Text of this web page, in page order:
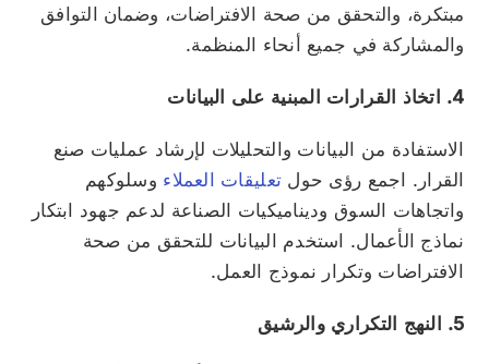
مبتكرة، والتحقق من صحة الافتراضات، وضمان التوافق
والمشاركة في جميع أنحاء المنظمة.
4. اتخاذ القرارات المبنية على البيانات
الاستفادة من البيانات والتحليلات لإرشاد عمليات صنع
القرار. اجمع رؤى حول تعليقات العملاء وسلوكهم
واتجاهات السوق وديناميكيات الصناعة لدعم جهود ابتكار
نماذج الأعمال. استخدم البيانات للتحقق من صحة
الافتراضات وتكرار نموذج العمل.
5. النهج التكراري والرشيق